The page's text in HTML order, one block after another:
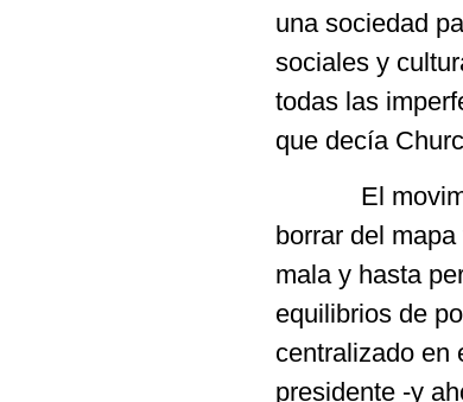
una sociedad
sociales y
todas las
que decía
El
borrar del
mala y hasta
equilibrios de
centralizado en
presidente -y